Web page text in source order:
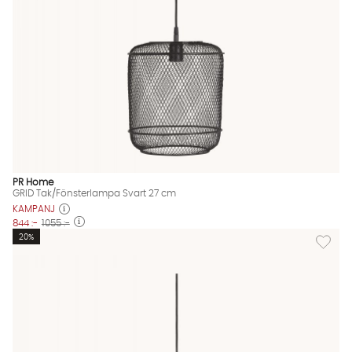
PR Home
GRID Tak/Fönsterlampa Svart 27 cm
KAMPANJ
844 :- 1055 :-
Lägg
20%